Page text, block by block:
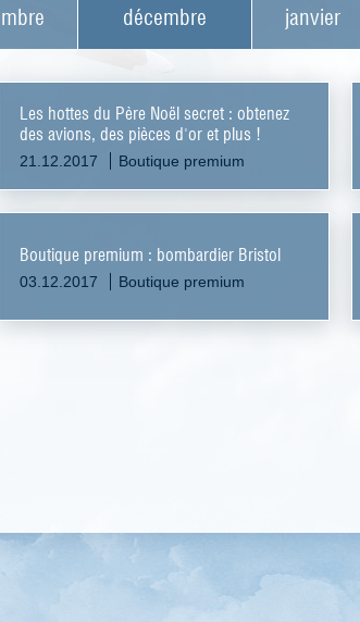
décembre janvier
Les hottes du Père Noël secret : obtenez
des avions, des pièces d'or et plus !
21.12.2017 Boutique premium
Boutique premium : bombardier Bristol
03.12.2017 Boutique premium